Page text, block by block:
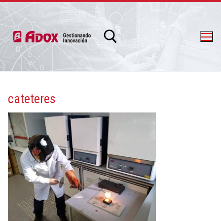
info@adox.com.ar whatsapp: 54 9 11 6230 2470
PRODUCTOS Y SERVICIOS
cateteres